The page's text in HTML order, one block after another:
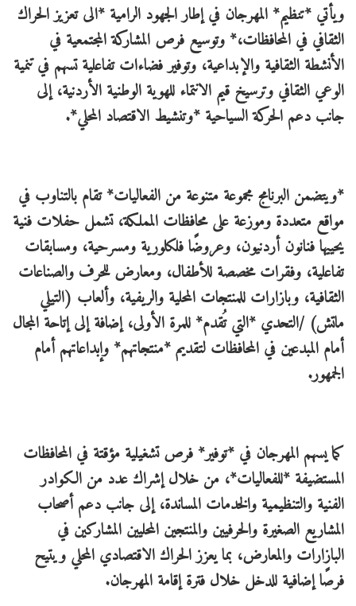
ويأتي *تنظيم* المهرجان في إطار الجهود الرامية *الى تعزيز الحراك
الثقافي في المحافظات،* وتوسيع فرص المشاركة المجتمعية في
الأنشطة الثقافية والإبداعية، وتوفير فضاءات تفاعلية تسهم في تنمية
الوعي الثقافي وترسيخ قيم الانتماء للهوية الوطنية الأردنية، إلى
جانب دعم الحركة السياحية *وتنشيط الاقتصاد المحلي*.
*ويتضمن البرنامج مجموعة متنوعة من الفعاليات* تقام بالتناوب في
مواقع متعددة وموزعة على محافظات المملكة، تشمل حفلات فنية
يحييها فنانون أردنيون، وعروضًا فلكلورية ومسرحية، ومسابقات
تفاعلية، وفقرات مخصصة للأطفال، ومعارض للحرف والصناعات
الثقافية، وبازارات للمنتجات المحلية والريفية، وألعاب (التيلي
ماتش) /التحدي *التي تُقدم* للمرة الأولى، إضافة إلى إتاحة المجال
أمام المبدعين في المحافظات لتقديم *منتجاتهم* وإبداعاتهم أمام
الجمهور.
كما يسهم المهرجان في *توفير* فرص تشغيلية مؤقتة في المحافظات
المستضيفة *للفعاليات*، من خلال إشراك عدد من الكوادر
الفنية والتنظيمية والخدمات المساندة، إلى جانب دعم أصحاب
المشاريع الصغيرة والحرفيين والمنتجين المحليين المشاركين في
البازارات والمعارض، بما يعزز الحراك الاقتصادي المحلي ويتيح
فرصًا إضافية للدخل خلال فترة إقامة المهرجان.